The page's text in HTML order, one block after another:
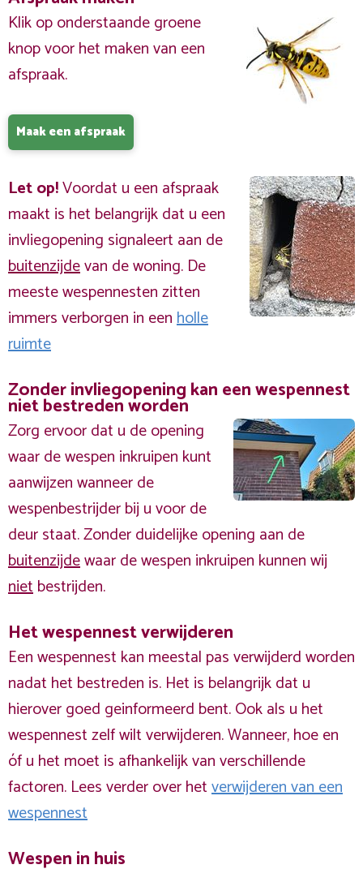
Klik op onderstaande groene
knop voor het maken van een
afspraak.
Maak een afspraak
Let op!Voordat u een afspraak
maakt is het belangrijk dat u een
invliegopening signaleert aan de
buitenzijdevan de woning. De
meeste wespennesten zitten
immers verborgen in eenholle
ruimte
Zonder invliegopening kan een wespennest
niet bestreden worden
Zorg ervoor dat u de opening
waar de wespen inkruipen kunt
aanwijzen wanneer de
wespenbestrijder bij u voor de
deur staat. Zonder duidelijke opening aan de
buitenzijdewaar de wespen inkruipen kunnen wij
nietbestrijden.
Het wespennest verwijderen
Een wespennest kan meestal pas verwijderd worden
nadat het bestreden is. Het is belangrijk dat u
hierover goed geinformeerd bent. Ook als u het
wespennest zelf wilt verwijderen. Wanneer, hoe en
óf u het moet is afhankelijk van verschillende
factoren. Lees verder over hetverwijderen van een
wespennest
Wespen in huis